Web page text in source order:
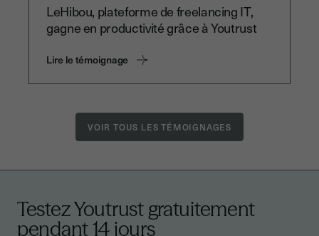
LeHibou, plateforme de freelancing IT,
gagne en productivité grâce à Youtrust
Lire le témoignage
VOIR TOUS LES TÉMOIGNAGES
Testez Youtrust gratuitement
pendant 14 jours